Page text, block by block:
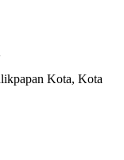
Kota, Kota